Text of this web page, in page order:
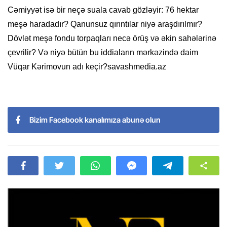
Cəmiyyət isə bir neçə suala cavab gözləyir: 76 hektar
meşə haradadır? Qanunsuz qırıntılar niyə araşdırılmır?
Dövlət meşə fondu torpaqları necə örüş və əkin sahələrinə
çevrilir? Və niyə bütün bu iddiaların mərkəzində daim
Vüqar Kərimovun adı keçir?savashmedia.az
Bizim Facebook kanalımıza abunə olun